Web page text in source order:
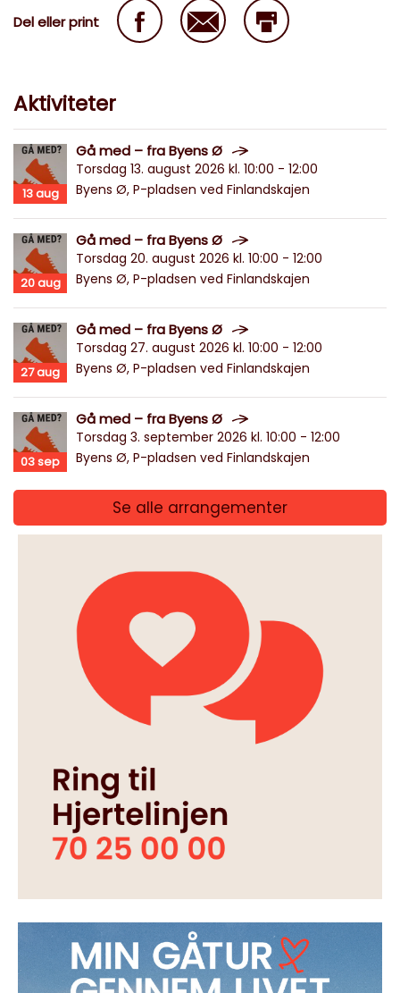
Del eller print
Aktiviteter
13aug
Gå med – fra Byens Ø
Torsdag 13. august 2026 kl. 10:00 - 12:00
Byens Ø, P-pladsen ved Finlandskajen
20aug
Gå med – fra Byens Ø
Torsdag 20. august 2026 kl. 10:00 - 12:00
Byens Ø, P-pladsen ved Finlandskajen
27aug
Gå med – fra Byens Ø
Torsdag 27. august 2026 kl. 10:00 - 12:00
Byens Ø, P-pladsen ved Finlandskajen
03sep
Gå med – fra Byens Ø
Torsdag 3. september 2026 kl. 10:00 - 12:00
Byens Ø, P-pladsen ved Finlandskajen
Se alle arrangementer